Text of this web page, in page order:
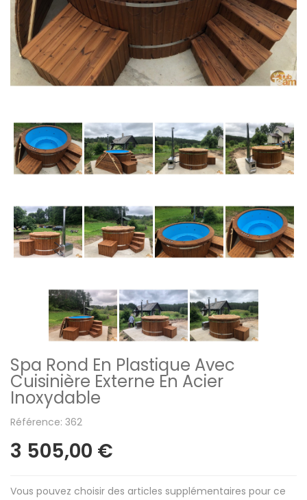
Spa Rond En Plastique Avec
Cuisinière Externe En Acier
Inoxydable
Référence: 362
3 505,00 €
Vous pouvez choisir des articles supplémentaires pour ce